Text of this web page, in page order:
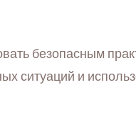
безопасным
ситуаций и